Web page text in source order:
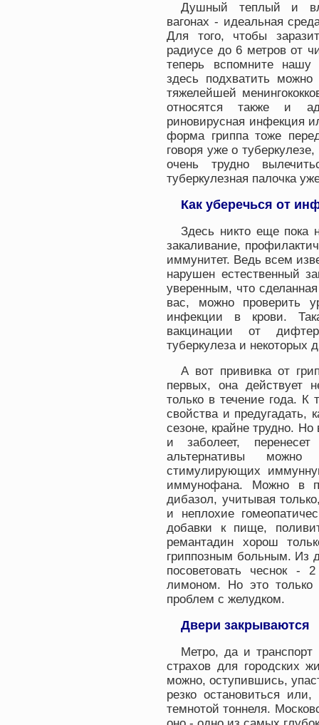
Душный теплый и
вагонах - идеальная
Для того, чтобы
радиусе до 6 метров от
теперь вспомните нашу
здесь подхватить
тяжелейшей
относятся также и
риновирусная инфекция
форма гриппа тоже
говоря уже о
очень трудно
туберкулезная палочка
Как уберечься от
Здесь никто еще пока
закаливание,
иммунитет. Ведь всем
нарушен естественный
уверенным, что
вас, можно проверить
инфекции в крови.
вакцинации от
туберкулеза и некоторых
А вот прививка от
первых, она действует
только в течение года.
свойства и предугадать,
сезоне, крайне трудно.
и заболеет,
альтернативы можно
стимулирующих
иммунофана. Можно в
дибазол, учитывая
и неплохие
добавки к пище,
ремантадин хорош
гриппозным больным. Из
посоветовать чеснок
лимоном. Но это
проблем с желудком.
Двери закрываются
Метро, да и
страхов для городских
можно, оступившись,
резко остановиться
темнотой тоннеля.